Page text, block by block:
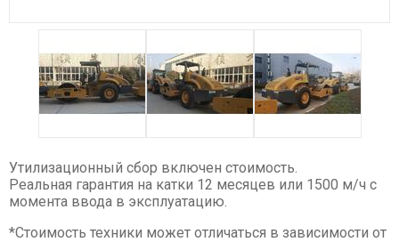
Асфальтоукладчики
Телескопические погрузчики
Экскаваторы
Автокраны
Гусеничные краны
Утилизационный сбор включен стоимость.
Реальная гарантия на катки 12 месяцев или 1500 м/ч с
момента ввода в эксплуатацию.
*Стоимость техники может отличаться в зависимости от